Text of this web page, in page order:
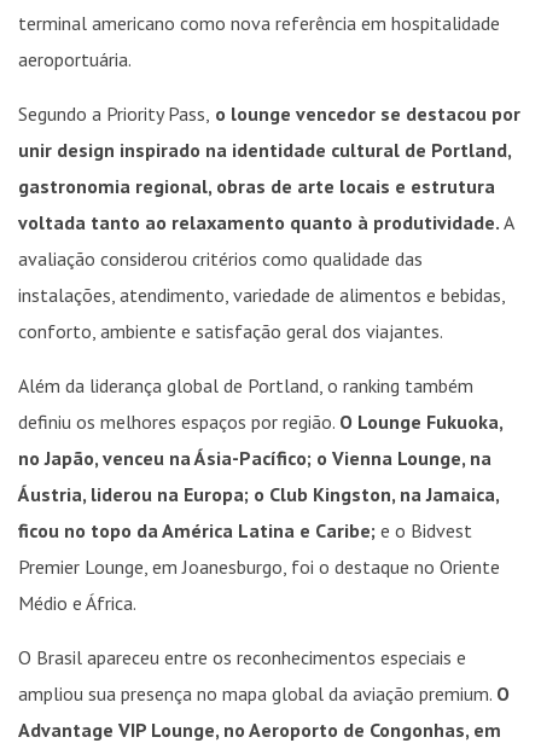
terminal americano como nova referência em hospitalidade
aeroportuária.
Segundo a Priority Pass, o lounge vencedor se destacou por
unir design inspirado na identidade cultural de Portland,
gastronomia regional, obras de arte locais e estrutura
voltada tanto ao relaxamento quanto à produtividade. A
avaliação considerou critérios como qualidade das
instalações, atendimento, variedade de alimentos e bebidas,
conforto, ambiente e satisfação geral dos viajantes.
Além da liderança global de Portland, o ranking também
definiu os melhores espaços por região. O Lounge Fukuoka,
no Japão, venceu na Ásia-Pacífico; o Vienna Lounge, na
Áustria, liderou na Europa; o Club Kingston, na Jamaica,
ficou no topo da América Latina e Caribe; e o Bidvest
Premier Lounge, em Joanesburgo, foi o destaque no Oriente
Médio e África.
O Brasil apareceu entre os reconhecimentos especiais e
ampliou sua presença no mapa global da aviação premium. O
Advantage VIP Lounge, no Aeroporto de Congonhas, em